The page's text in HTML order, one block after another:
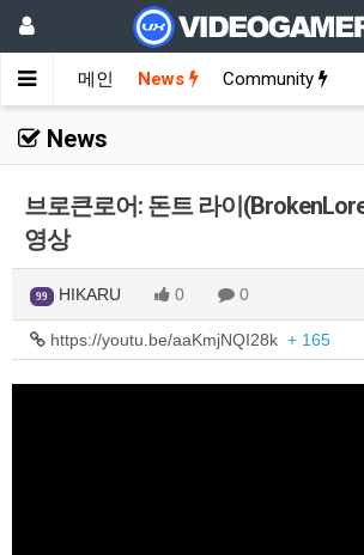
메인 News Community
News
브로큰로어: 돈트 라이
영상
99 HIKARU 0 0
https://youtu.be/aaKmjNQI28k + 165